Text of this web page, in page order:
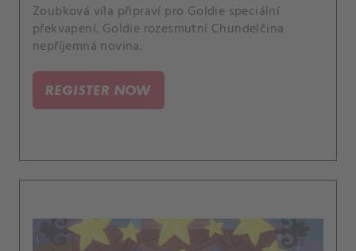
Zoubková víla připraví pro Goldie speciální
překvapení. Goldie rozesmutní Chundelčina
nepříjemná novina.
REGISTER NOW